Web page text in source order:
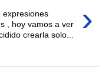
›
expresiones
, hoy vamos a ver
crearla solo...